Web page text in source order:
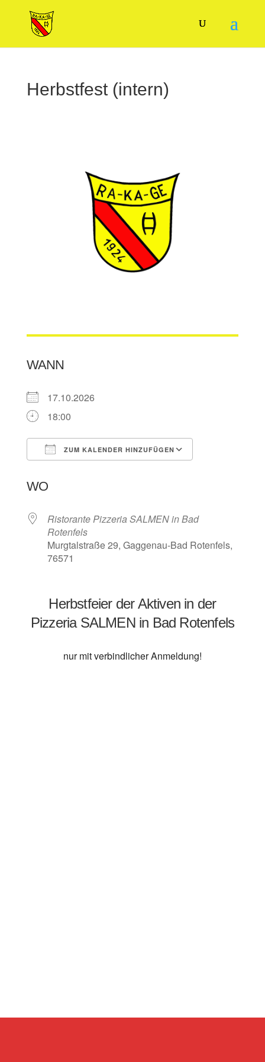
Herbstfest (intern)
WANN
17.10.2026
18:00
ZUM KALENDER HINZUFÜGEN
WO
Ristorante Pizzeria SALMEN in Bad
Rotenfels
Murgtalstraße 29, Gaggenau-Bad Rotenfels,
76571
Herbstfeier der Aktiven in der
Pizzeria SALMEN in Bad Rotenfels
nur mit verbindlicher Anmeldung!